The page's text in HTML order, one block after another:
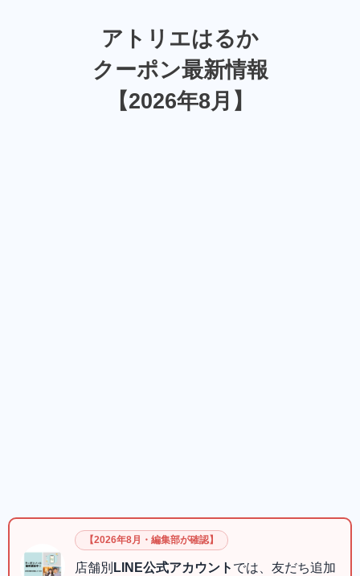
アトリエはるか
クーポン最新情報
【2026年8月】
【2026年8月・編集部が確認】
店舗別 LINE公式アカウント では、友だち追加